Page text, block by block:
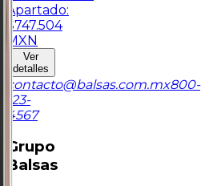
Apartado:
$747.504
MXN
Ver
detalles
contacto@balsas.com.mx800-
123-
4567
Grupo
Balsas